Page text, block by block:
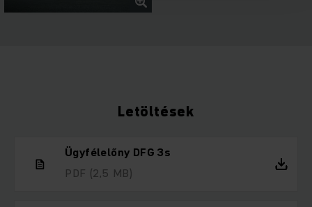
Letöltések
Ügyfélelőny DFG 3s
PDF (2,5 MB)